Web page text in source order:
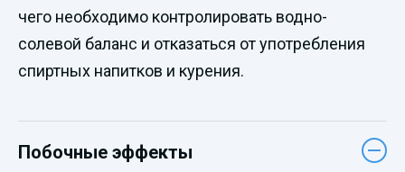
чего необходимо контролировать водно-
солевой баланс и отказаться от употребления
спиртных напитков и курения.
Побочные эффекты